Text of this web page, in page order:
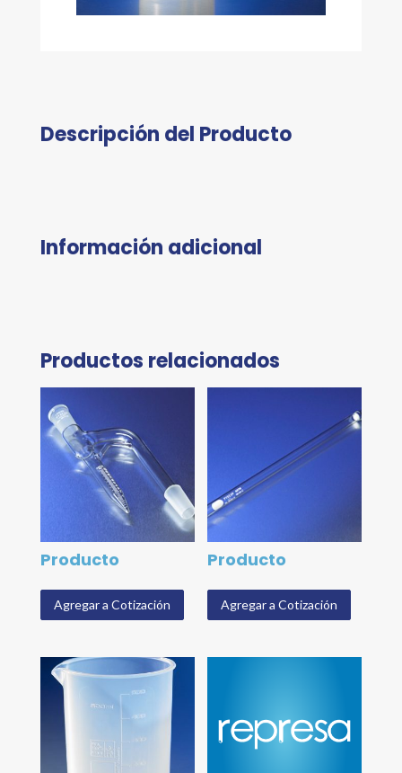
Descripción del Producto
Información adicional
Productos relacionados
Producto
Agregar a Cotización
Producto
Agregar a Cotización